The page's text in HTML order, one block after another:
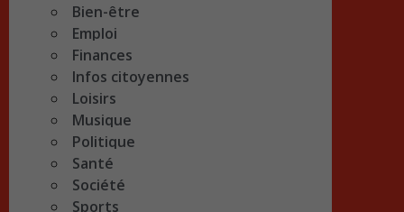
Bien-être
Emploi
Finances
Infos citoyennes
Loisirs
Musique
Politique
Santé
Société
Sports